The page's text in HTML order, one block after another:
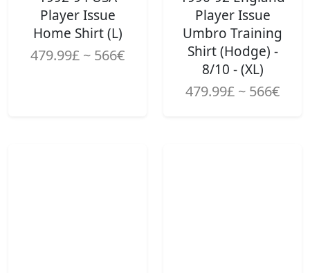
Player Issue
Home Shirt (L)
479.99£ ~ 566€
Player Issue
Umbro Training
Shirt (Hodge) -
8/10 - (XL)
479.99£ ~ 566€